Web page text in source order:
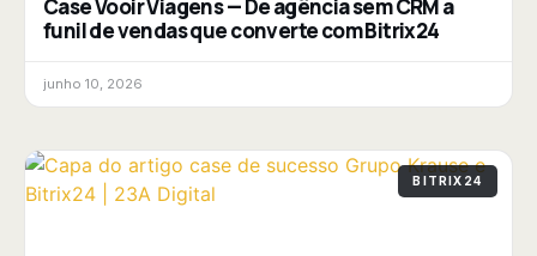
Case Vooir Viagens — De agência sem CRM a
funil de vendas que converte com Bitrix24
junho 10, 2026
BITRIX24